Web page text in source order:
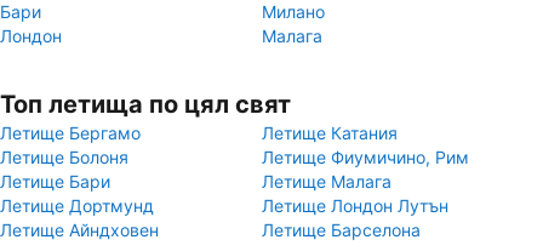
Бари
Милано
Лондон
Малага
Топ летища по цял свят
Летище Бергамо
Летище Катания
Летище Болоня
Летище Фиумичино, Рим
Летище Бари
Летище Малага
Летище Дортмунд
Летище Лондон Лутън
Летище Айндховен
Летище Барселона